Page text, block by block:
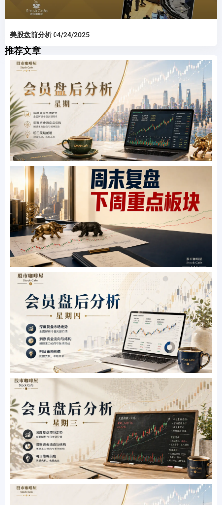
美股盘前分析 04/24/2025
推荐文章